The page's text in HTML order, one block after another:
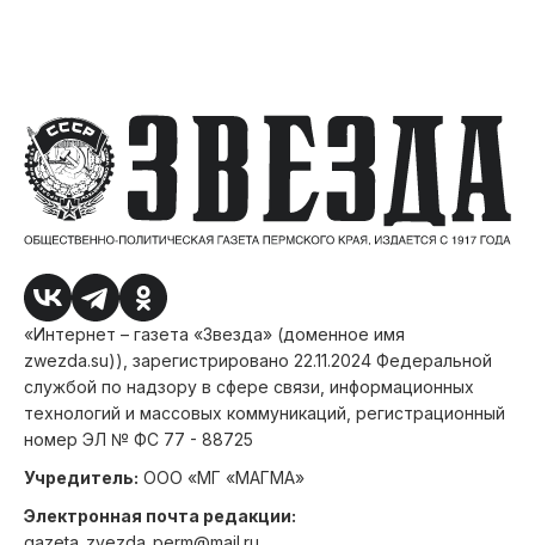
«Интернет – газета «Звезда» (доменное имя
zwezda.su)), зарегистрировано 22.11.2024 Федеральной
службой по надзору в сфере связи, информационных
технологий и массовых коммуникаций, регистрационный
номер ЭЛ № ФС 77 - 88725
Учредитель: ООО «МГ «МАГМА»
Электронная почта редакции: